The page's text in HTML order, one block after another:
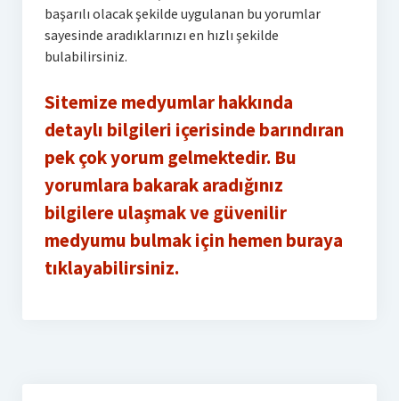
başarılı olacak şekilde uygulanan bu yorumlar
sayesinde aradıklarınızı en hızlı şekilde
bulabilirsiniz.
Sitemize medyumlar hakkında
detaylı bilgileri içerisinde barındıran
pek çok yorum gelmektedir. Bu
yorumlara bakarak aradığınız
bilgilere ulaşmak ve güvenilir
medyumu bulmak için hemen buraya
tıklayabilirsiniz.